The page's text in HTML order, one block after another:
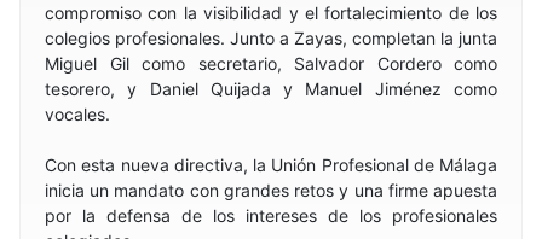
compromiso con la visibilidad y el fortalecimiento de los
colegios profesionales. Junto a Zayas, completan la junta
Miguel Gil como secretario, Salvador Cordero como
tesorero, y Daniel Quijada y Manuel Jiménez como
vocales.
Con esta nueva directiva, la Unión Profesional de Málaga
inicia un mandato con grandes retos y una firme apuesta
por la defensa de los intereses de los profesionales